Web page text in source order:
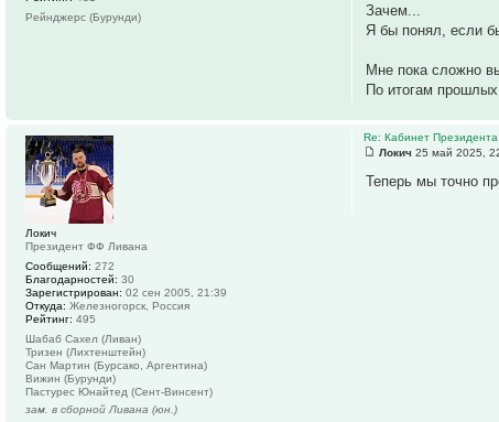
Зачем...
Я бы понял, если
Мне пока сложно
По итогам прошлых
Рейнджерс (Бурунди)
Re: Кабинет Президента
Локич 25 май 2025,
Теперь мы точно
Локич
Президент ФФ Ливана
Сообщений: 272
Благодарностей: 30
Зарегистрирован: 02 сен 2005, 21:39
Откуда: Железногорск, Россия
Рейтинг: 495
Шабаб Сахел (Ливан)
Тризен (Лихтенштейн)
Сан Мартин (Бурсако, Аргентина)
Вижин (Бурунди)
Пастурес Юнайтед (Сент-Винсент)
зам. в сборной Ливана (юн.)